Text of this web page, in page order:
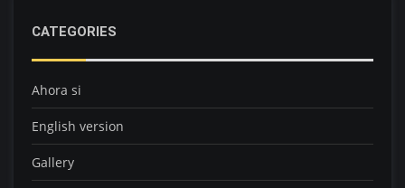
CATEGORIES
Ahora si
English version
Gallery